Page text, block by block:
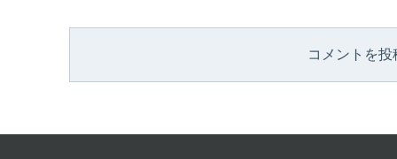
コメントを